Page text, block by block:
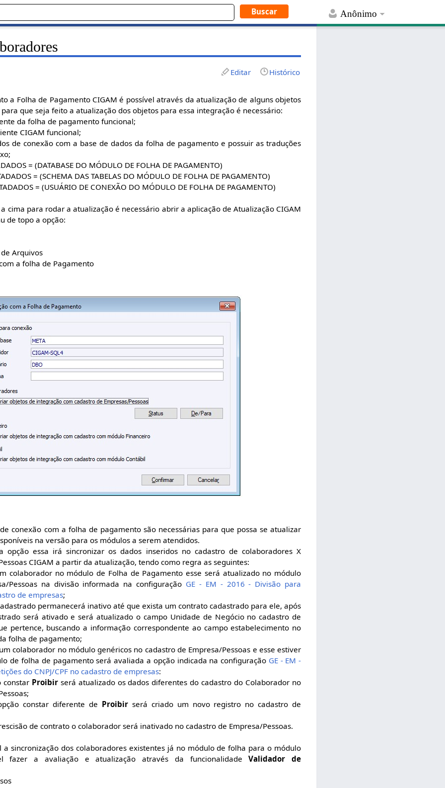
Anônimo
Editar Histórico
a Folha de Pagamento CIGAM é possível através da atualização de alguns objetos
que seja feito a atualização dos objetos para essa integração é necessário:
da folha de pagamento funcional;
CIGAM funcional;
de conexão com a base de dados da folha de pagamento e possuir as traduções
= (DATABASE DO MÓDULO DE FOLHA DE PAGAMENTO)
= (SCHEMA DAS TABELAS DO MÓDULO DE FOLHA DE PAGAMENTO)
= (USUÁRIO DE CONEXÃO DO MÓDULO DE FOLHA DE PAGAMENTO)
cima para rodar a atualização é necessário abrir a aplicação de Atualização CIGAM
de topo a opção:
Arquivos
folha de Pagamento
conexão com a folha de pagamento são necessárias para que possa se atualizar
na versão para os módulos a serem atendidos.
opção essa irá sincronizar os dados inseridos no cadastro de colaboradores X
CIGAM a partir da atualização, tendo como regra as seguintes:
colaborador no módulo de Folha de Pagamento esse será atualizado no módulo
Pessoas na divisão informada na configuração GE - EM - 2016 - Divisão para
de empresas;
permanecerá inativo até que exista um contrato cadastrado para ele, após
será ativado e será atualizado o campo Unidade de Negócio no cadastro de
pertence, buscando a informação correspondente ao campo estabelecimento no
folha de pagamento;
colaborador no módulo genéricos no cadastro de Empresa/Pessoas e esse estiver
de folha de pagamento será avaliada a opção indicada na configuração GE - EM -
do CNPJ/CPF no cadastro de empresas:
constar Proibirserá atualizado os dados diferentes do cadastro do Colaborador no
constar diferente de Proibirserá criado um novo registro no cadastro de
de contrato o colaborador será inativado no cadastro de Empresa/Pessoas.
a sincronização dos colaboradores existentes já no módulo de folha para o módulo
fazer a avaliação e atualização através da funcionalidadeValidador de